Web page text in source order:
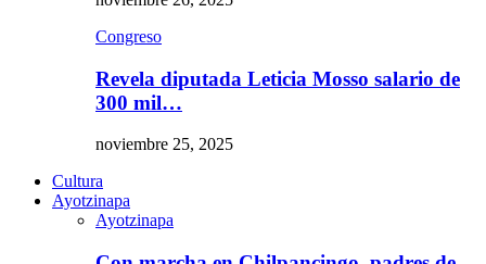
Congreso
Revela diputada Leticia Mosso salario de
300 mil…
noviembre 25, 2025
Cultura
Ayotzinapa
Ayotzinapa